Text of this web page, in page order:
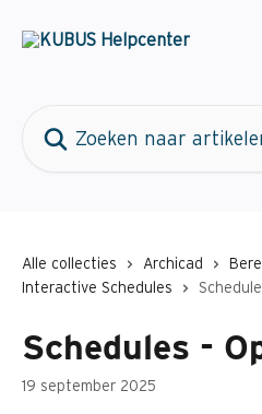
Alle collecties Archicad
Interactive Schedules
Schedules -
19 september 2025